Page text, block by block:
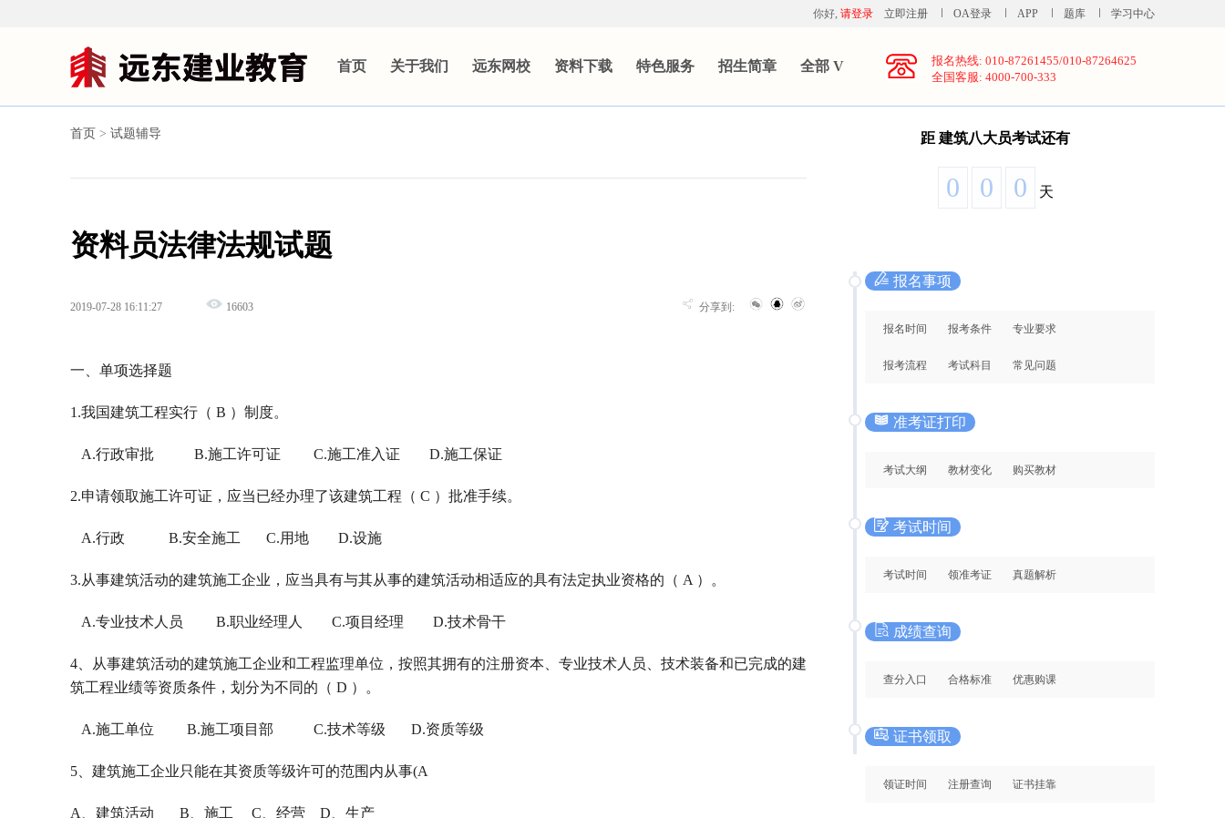
你好, 请登录 立即注册 OA登录 APP 题库 学习中心
首页 关于我们 远东网校 资料下载 特色服务 招生简章 全部 V
报名热线: 010-87261455/010-87264625
全国客服: 4000-700-333
首页 > 试题辅导
资料员法律法规试题
2019-07-28 16:11:27 16603 分享到:
一、单项选择题
1.我国建筑工程实行（ B ）制度。
A.行政审批 B.施工许可证 C.施工准入证 D.施工保证
2.申请领取施工许可证，应当已经办理了该建筑工程（ C ）批准手续。
A.行政 B.安全施工 C.用地 D.设施
3.从事建筑活动的建筑施工企业，应当具有与其从事的建筑活动相适应的具有法定执业资格的（ A ）。
A.专业技术人员 B.职业经理人 C.项目经理 D.技术骨干
4、从事建筑活动的建筑施工企业和工程监理单位，按照其拥有的注册资本、专业技术人员、技术装备和已完成的建
筑工程业绩等资质条件，划分为不同的（ D ）。
A.施工单位 B.施工项目部 C.技术等级 D.资质等级
5、建筑施工企业只能在其资质等级许可的范围内从事(A
A、建筑活动 B、施工 C、经营 D、生产
距 建筑八大员考试还有
0 0 0 天
报名事项
报名时间 报考条件 专业要求
报考流程 考试科目 常见问题
准考证打印
考试大纲 教材变化 购买教材
考试时间
考试时间 领准考证 真题解析
成绩查询
查分入口 合格标准 优惠购课
证书领取
领证时间 注册查询 证书挂靠